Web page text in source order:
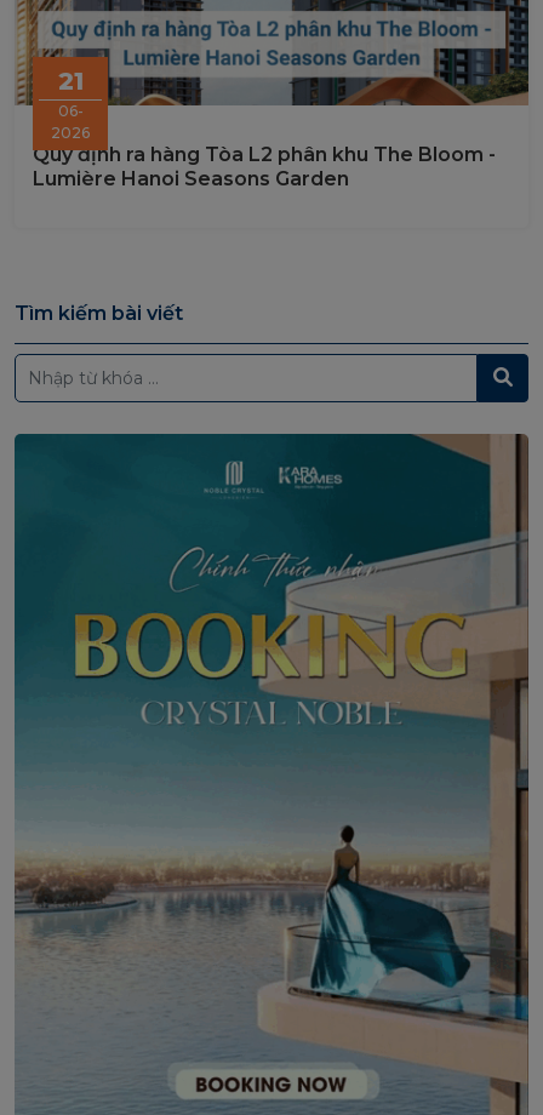
21
06-
2026
Quy định ra hàng Tòa L2 phân khu The Bloom -
Lumière Hanoi Seasons Garden
Tìm kiếm bài viết